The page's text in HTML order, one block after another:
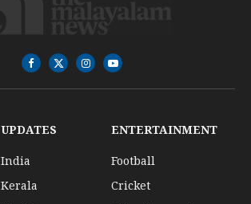
Facebook
X
(Twitter)
InstagramYouTube
UPDATES
India
Kerala
ENTERTAINMENT
Football
Cricket